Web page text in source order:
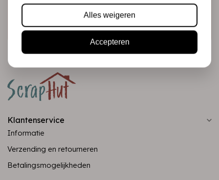
Klantenservice
Informatie
Verzending en retourneren
Betalingsmogelijkheden
Alles weigeren
Accepteren